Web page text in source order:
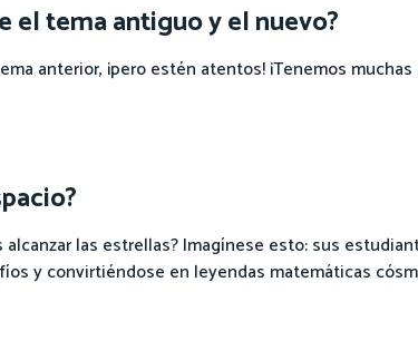
el tema antiguo y el nuevo?
anterior, ¡pero estén atentos! ¡Tenemos
las estrellas? Imagínese esto: sus
y convirtiéndose en leyendas matemáticas